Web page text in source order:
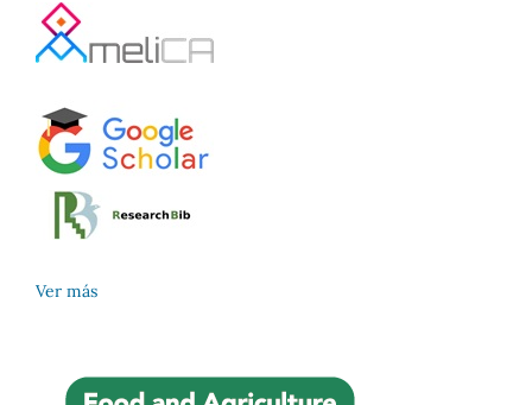
Ver más